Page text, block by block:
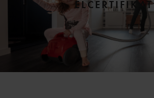
ELCERTIFIKAT